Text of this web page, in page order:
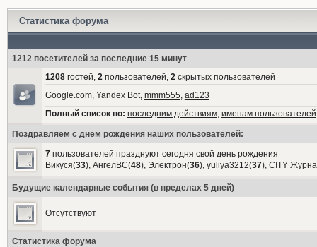
Статистика форума
1212 посетителей за последние 15 минут
1208гостей, 2пользователей, 2скрытых пользователей
Google.com, Yandex Bot, mmm555, ad123
Полный список по: последним действиям, именам пользователей
Поздравляем с днем рождения наших пользователей:
7пользователей празднуют сегодня свой день рождения
Викуся(33), АнгелВС(48), Электрон(36), yuliya3212(37), CITY
Будущие календарные события (в пределах 5 дней)
Отсутствуют
Статистика форума